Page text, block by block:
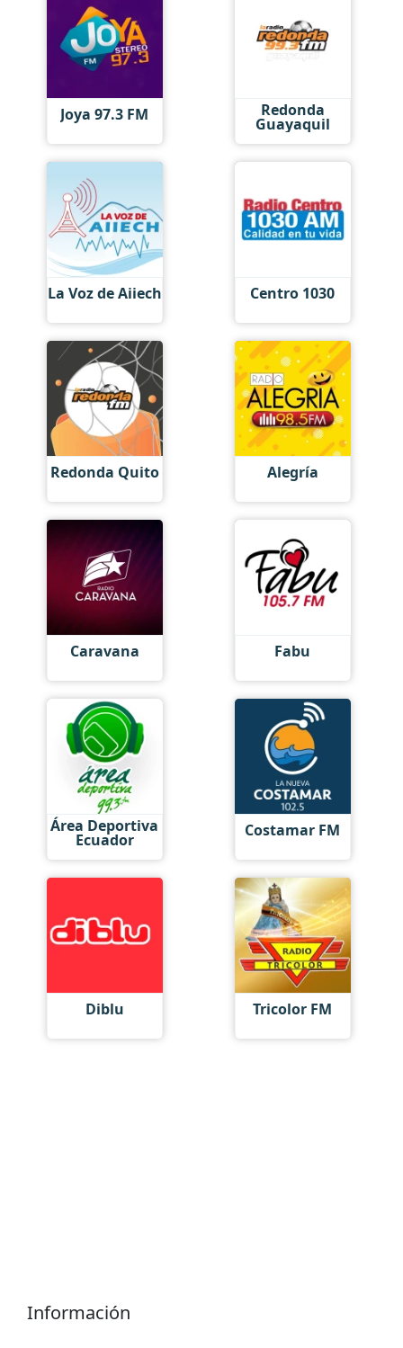
Joya 97.3 FM Redonda
Guayaquil
La Voz de Aiiech Centro 1030
Redonda Quito Alegría
Caravana Fabu
Área Deportiva
Ecuador Costamar FM
Diblu Tricolor FM
Información